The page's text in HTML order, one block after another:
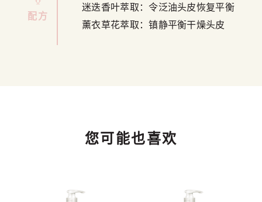
配方
迷迭香叶萃取：令泛油头皮恢复平衡
薰衣草花萃取：镇静平衡干燥头皮
您可能也喜欢